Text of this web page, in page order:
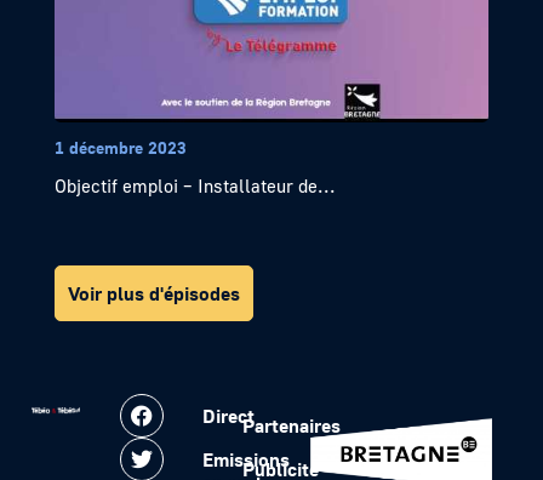
1 décembre 2023
Objectif emploi – Installateur de...
Voir plus d'épisodes
Direct
Emissions
Partenaires
Publicité